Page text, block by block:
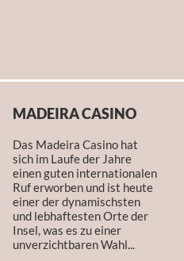
MADEIRA CASINO
Das Madeira Casino hat
sich im Laufe der Jahre
einen guten internationalen
Ruf erworben und ist heute
einer der dynamischsten
und lebhaftesten Orte der
Insel, was es zu einer
unverzichtbaren Wahl...